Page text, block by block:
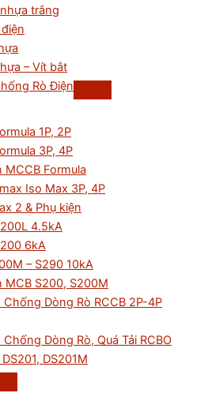
trắng
– Vít bắt
Rò Điện
1P, 2P
3P, 4P
MCCB Formula
Iso Max 3P, 4P
2 & Phụ kiện
4.5kA
6kA
– S290 10kA
MCB S200, S200M
Chống Dòng Rò RCCB 2P-4P
Chống Dòng Rò, Quá Tải RCBO
DS201M